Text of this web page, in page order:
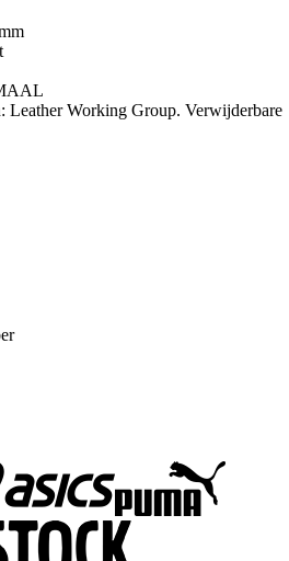
Leather Working Group. Verwijderbare